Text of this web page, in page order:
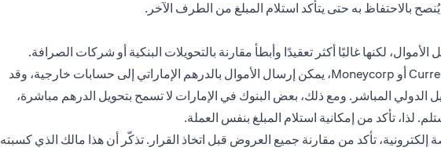
يُنصح بالاحتفاظ به حتى يتأكد استلام المبلغ من الطرف الآخر.
الأموال، لكنها غالبًا أكثر تعقيدًا وأبطأ مقارنة بالتحويلات البنكية أو شركات الصرافة.
مع بعض المنصات الدولية مثل Currency Fair أو Moneycorp، يمكن إرسال الأموال بالدرهم الإماراتي إلى حسابات خارجية، وقد
الدولي المباشر. ومع ذلك، بعض البنوك في الإمارات لا تسمح بتحويل الدرهم مباشرة،
لذا، تأكد من إمكانية استلام المبلغ بنفس العملة.
تأكد من مقارنة جميع العروض قبل اتخاذ القرار. تذكّر أن هذا مالك الذي كسبته